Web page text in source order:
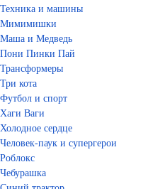
Техника и машины
Мимимишки
Маша и Медведь
Пони Пинки Пай
Трансформеры
Три кота
Футбол и спорт
Хаги Ваги
Холодное сердце
Человек-паук и супергерои
Роблокс
Чебурашка